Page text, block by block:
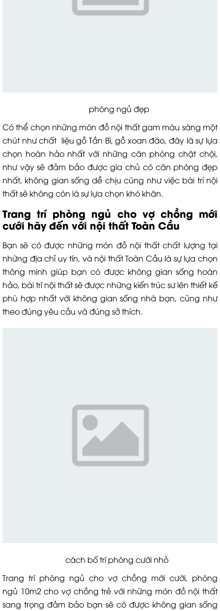
phòng ngủ đẹp
Có thể chọn những món đồ nội thất gam màu sáng một
chút như chất liệu gỗ Tần Bì, gỗ xoan đào, đây là sự lựa
chọn hoàn hảo nhất với những căn phòng chật chội,
như vậy sẽ đảm bảo được gia chủ có căn phòng đẹp
nhất, không gian sống dễ chịu cũng như việc bài trí nội
thất sẽ không còn là sự lựa chọn khó khăn.
Trang trí phòng ngủ cho vợ chồng mới
cưới hãy đến với nội thất Toàn Cầu
Bạn sẽ có được những món đồ nội thất chất lượng tại
những địa chỉ uy tín, và nội thất Toàn Cầu là sự lựa chọn
thông minh giúp bạn có được không gian sống hoàn
hảo, bài trí nội thất sẽ được những kiến trúc sư lên thiết kế
phù hợp nhất với không gian sống nhà bạn, cũng như
theo đúng yêu cầu và đúng sở thích.
cách bố trí phòng cưới nhỏ
Trang trí phòng ngủ cho vợ chồng mới cưới, phòng
ngủ 10m2 cho vợ chồng trẻ với những món đồ nội thất
sang trọng đảm bảo bạn sẽ có được không gian sống